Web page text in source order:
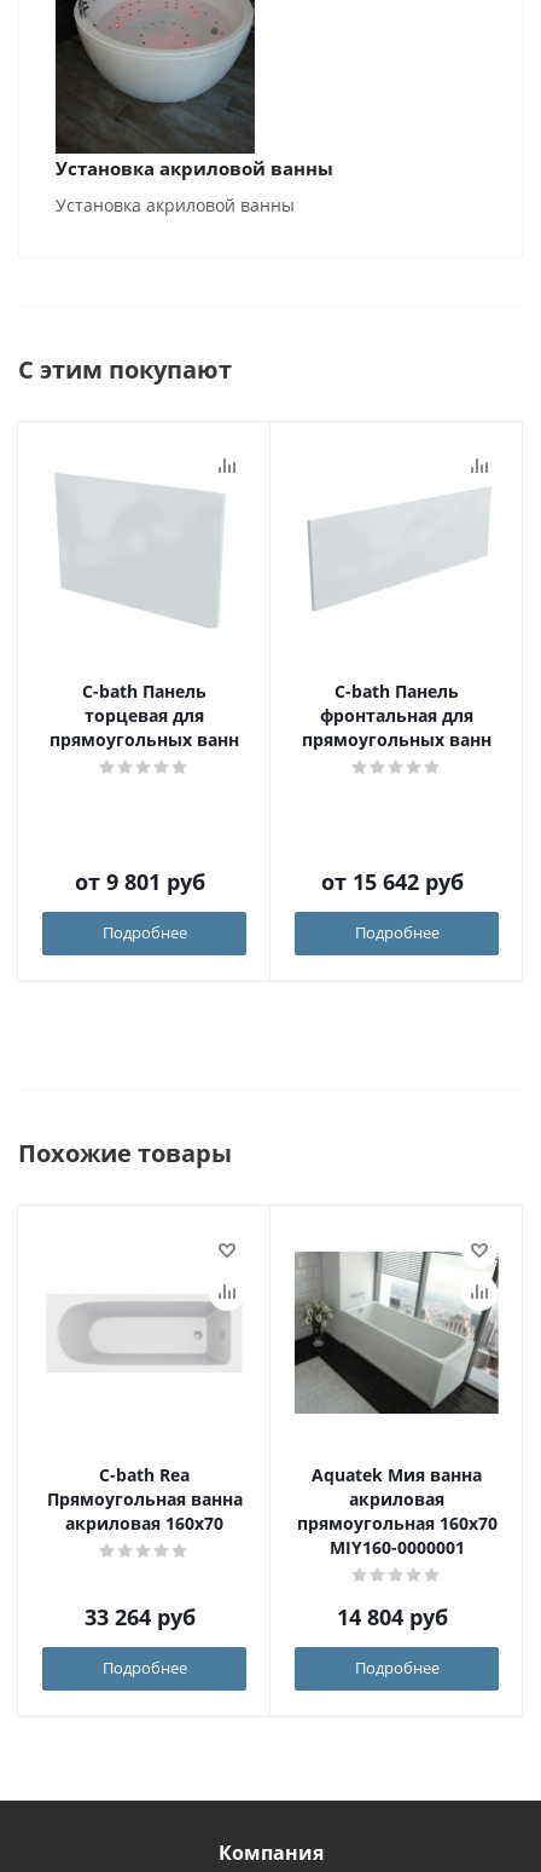
Установка акриловой ванны
Установка акриловой ванны
С этим покупают
C-bath Панель
торцевая для
прямоугольных ванн
от 9 801 руб
Подробнее
C-bath Панель
фронтальная для
прямоугольных ванн
от 15 642 руб
Подробнее
Похожие товары
С-bath Rea
Прямоугольная ванна
акриловая 160х70
33 264 руб
Подробнее
Aquatek Мия ванна
акриловая
прямоугольная 160х70
MIY160-0000001
14 804 руб
Подробнее
Компания